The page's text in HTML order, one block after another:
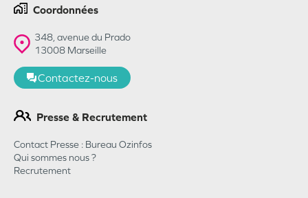
Coordonnées
348, avenue du Prado
13008 Marseille
Contactez-nous
Presse & Recrutement
Contact Presse : Bureau Ozinfos
Qui sommes nous ?
Recrutement